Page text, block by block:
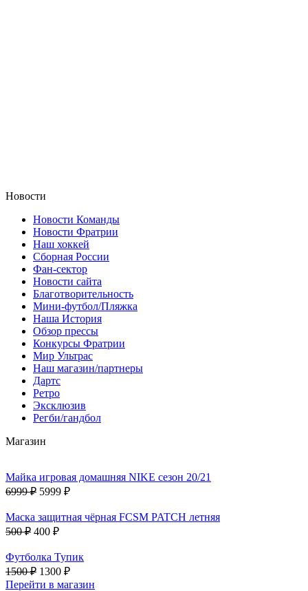
Новости
Новости Команды
Новости Фратрии
Наш хоккей
Сборная России
Фан-cектор
Новости сайта
Благотворительность
Мини-футбол/Пляжка
Наша История
Обзор прессы
Конкурсы Фратрии
Мир Ультрас
Наш магазин/партнеры
Дартс
Ретро
Эксклюзив
Регби/гандбол
Магазин
Майка игровая домашняя NIKE сезон 20/21
6999 ₽ 5999 ₽
Маска защитная чёрная FCSM PATCH летняя
500 ₽ 400 ₽
Футболка Тупик
1500 ₽ 1300 ₽
Перейти в магазин